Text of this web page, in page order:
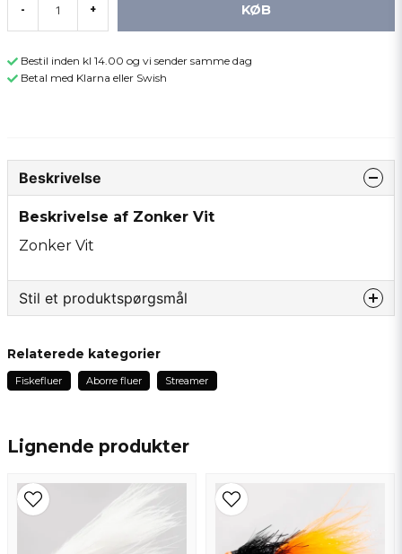
- + KØB
Bestil inden kl 14.00 og vi sender samme dag
Betal med Klarna eller Swish
Lignende produkter
Beskrivelse
Beskrivelse af Zonker Vit
Zonker Vit
Stil et produktspørgsmål
Spørg os om noget om dette produkt...
Navn
email
Email adresse
Relaterede kategorier
Fiskefluer Aborre fluer Streamer